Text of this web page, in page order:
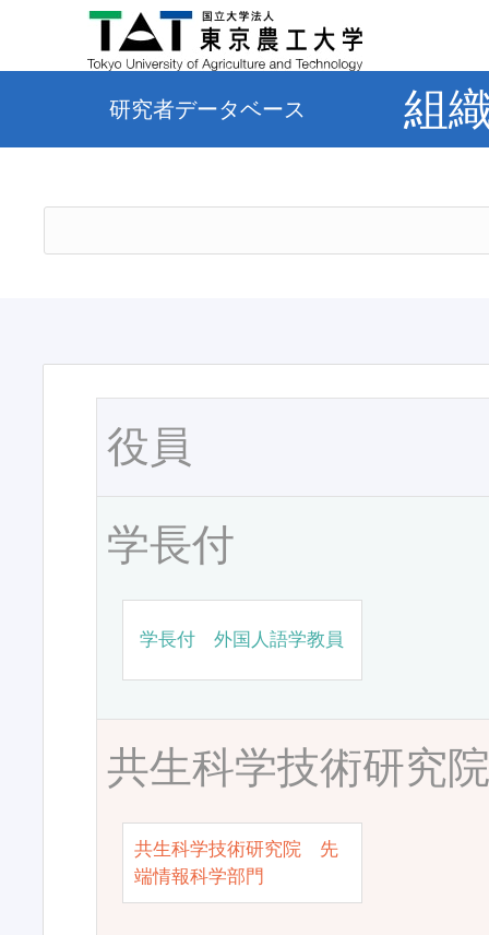
研究者データベース 組
役員
学長付
学長付 外国人語学教員
共生科学技術研究
共生科学技術研究院 先
端情報科学部門